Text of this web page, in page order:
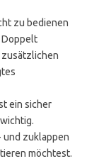
zu bedienen
Doppelt
ein sicher
und zuklappen
möchtest.